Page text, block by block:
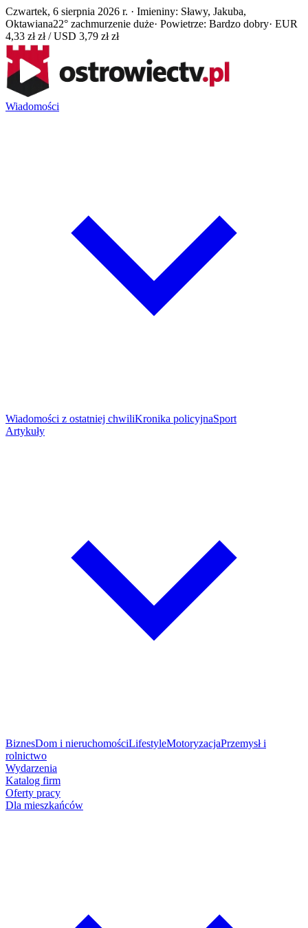
Czwartek, 6 sierpnia 2026 r. · Imieniny: Sławy, Jakuba,
Oktawiana22° zachmurzenie duże· Powietrze: Bardzo dobry· EUR
4,33 zł zł / USD 3,79 zł zł
Wiadomości
Wiadomości z ostatniej chwiliKronika policyjnaSport
Artykuły
BiznesDom i nieruchomościLifestyleMotoryzacjaPrzemysł i
rolnictwo
Wydarzenia
Katalog firm
Oferty pracy
Dla mieszkańców